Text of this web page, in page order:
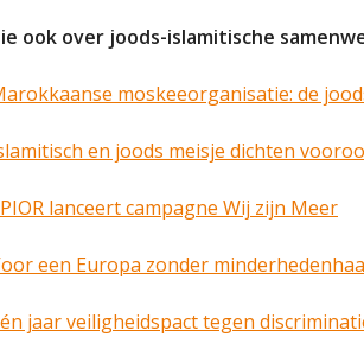
ook over joods-islamitische
moskeeorganisatie: de
en joods meisje dichten
lanceert campagne Wij zijn Meer
een Europa zonder
jaar veiligheidspact tegen